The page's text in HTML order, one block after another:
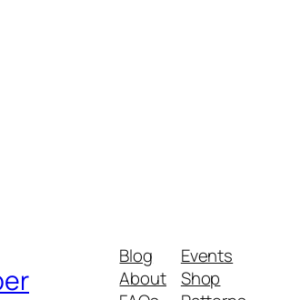
Blog
About
Events
Shop